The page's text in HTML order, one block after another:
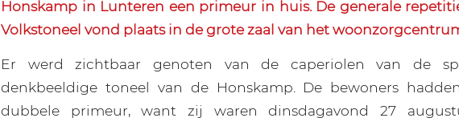
Honskamp in Lunteren een primeur in huis. De generale
Volkstoneel vond plaats in de grote zaal van het
Er werd zichtbaar genoten van de caperiolen van de
denkbeeldige toneel van de Honskamp. De bewoners
dubbele primeur, want zij waren dinsdagavond 27